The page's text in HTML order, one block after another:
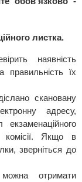
листка.
наявність
правильність їх
скановану
адресу,
екзаменаційного
комісії. Якщо в
зверніться до
отримати